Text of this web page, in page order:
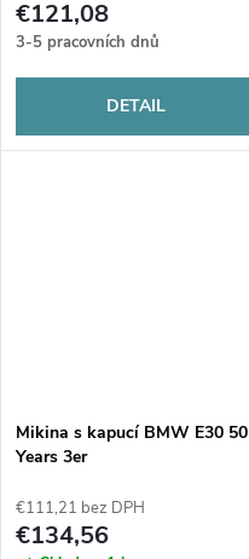
€121,08
3-5 pracovních dnů
DETAIL
Mikina s kapucí BMW E30 50
Years 3er
€111,21 bez DPH
€134,56